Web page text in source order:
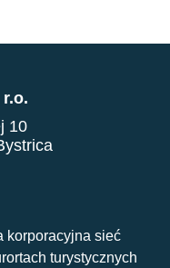
10
korporacyjna sieć
turystycznych